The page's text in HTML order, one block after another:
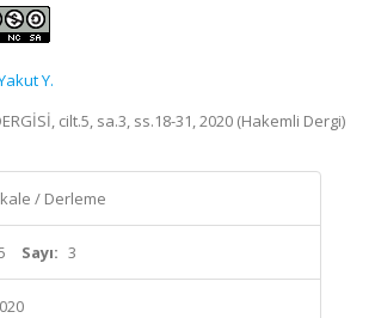
Y.
cilt.5, sa.3, ss.18-31, 2020 (Hakemli Dergi)
/ Derleme
Sayı: 3